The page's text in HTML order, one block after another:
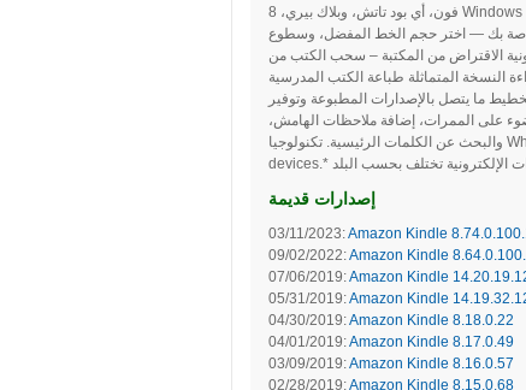
فون، أي بود تاتش، وبلاك بيري، 8 Windows Phone، وأي من أجهزتنا أوقد استخدام تكنولوجيتنا Whispersync. • عينة "الكتب قبل
بك — اختر حجم الخط المفضل، وسطوع
الاقتراض من المكتبة – سحب الكتب من
النسخة المتماثلة طباعة الكتب المدرسية
ما يتصل بالإصدارات المطبوعة وتوفير
على الممرات، إضافة ملاحظات الهامش،
والبحث عن الكلمات الرئيسية. تكنولوجيا Whispersync يحفظ ومزامنة المواقع المفضلة لديك، وتلاحظ، ويبرز عبر الخاص بك
إصدارات قديمة
03/11/2023:Amazon Kindle
09/02/2022:Amazon Kindle
07/06/2019:Amazon Kindle
05/31/2019:Amazon Kindle
04/30/2019:Amazon Kindle 8.18.0.22
04/01/2019:Amazon Kindle 8.17.0.49
03/09/2019:Amazon Kindle 8.16.0.57
02/28/2019:Amazon Kindle 8.15.0.68